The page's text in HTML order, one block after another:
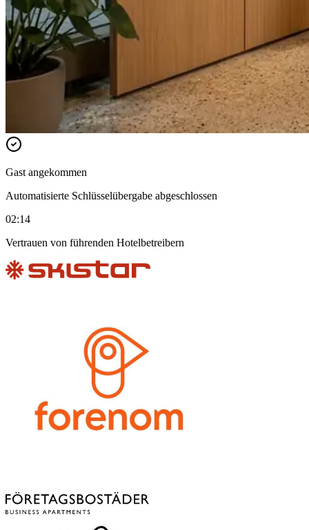
Gast angekommen
Automatisierte Schlüsselübergabe abgeschlossen
02:14
Vertrauen von führenden Hotelbetreibern